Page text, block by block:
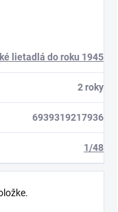
lietadlá do roku 1945
2 roky
6939319217936
1/48